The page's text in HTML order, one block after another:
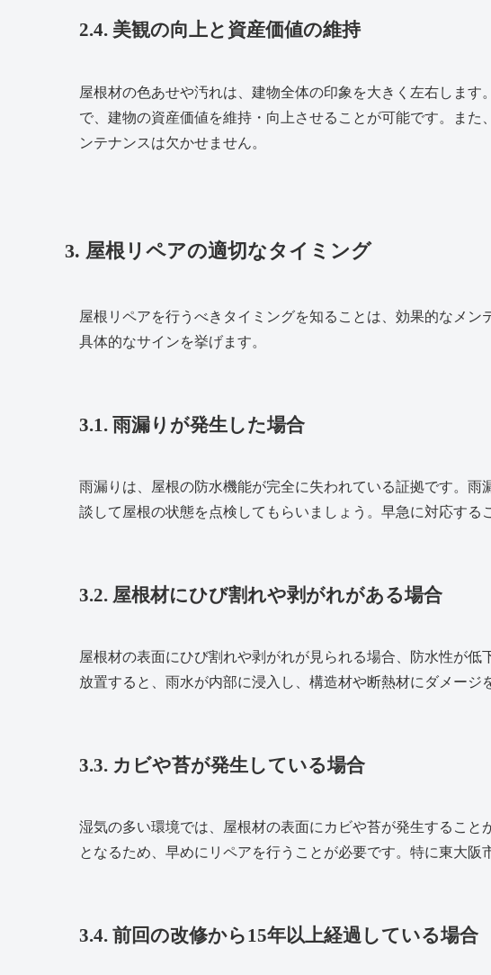
2.4. 美観の向上と資産価値の維持
屋根材の色あせや汚れは、建物全体の印象を大きく左右しま
で、建物の資産価値を維持・向上させることが可能です。また
ンテナンスは欠かせません。
3. 屋根リペアの適切なタイミング
屋根リペアを行うべきタイミングを知ることは、効果的なメ
具体的なサインを挙げます。
3.1. 雨漏りが発生した場合
雨漏りは、屋根の防水機能が完全に失われている証拠です。
談して屋根の状態を点検してもらいましょう。早急に対応する
3.2. 屋根材にひび割れや剥がれがある場合
屋根材の表面にひび割れや剥がれが見られる場合、防水性が
放置すると、雨水が内部に浸入し、構造材や断熱材にダメージ
3.3. カビや苔が発生している場合
湿気の多い環境では、屋根材の表面にカビや苔が発生すること
となるため、早めにリペアを行うことが必要です。特に東大阪
3.4. 前回の改修から15年以上経過している場合